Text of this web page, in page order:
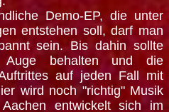
Demo-EP, die unter
entstehen soll, darf man
sein. Bis dahin sollte
behalten und die
auf jeden Fall mit
wird noch "richtig" Musik
entwickelt sich im